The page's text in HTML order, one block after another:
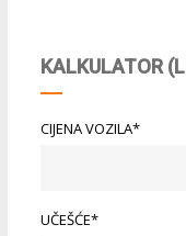
KALKULATOR
CIJENA VOZILA*
UČEŠĆE*